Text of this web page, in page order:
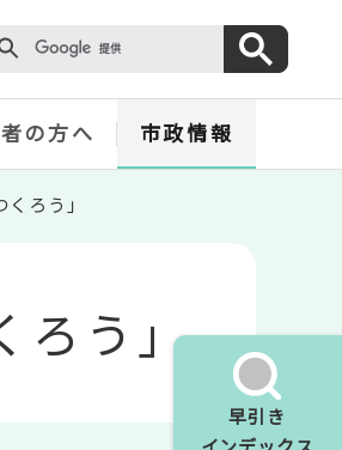
早引き
の方へ 市政情報
ろう」
ろう」